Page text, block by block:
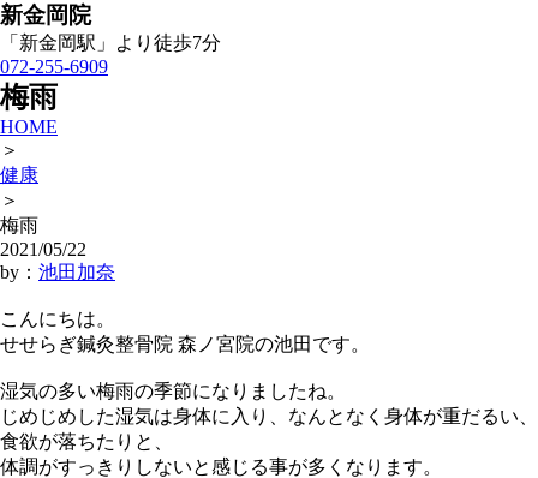
新金岡院
「新金岡駅」より徒歩7分
072-255-6909
梅雨
HOME
＞
健康
＞
梅雨
2021/05/22
by： 池田加奈
こんにちは。
せせらぎ鍼灸整骨院 森ノ宮院の池田です。
湿気の多い梅雨の季節になりましたね。
じめじめした湿気は身体に入り、なんとなく身体が重だるい、
食欲が落ちたりと、
体調がすっきりしないと感じる事が多くなります。